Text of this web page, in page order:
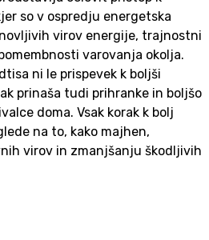
so v ospredju energetska
virov energije, trajnostni
varovanja okolja.
ni le prispevek k boljši
prinaša tudi prihranke in boljšo
doma. Vsak korak k bolj
na to, kako majhen,
virov in zmanjšanju škodljivih